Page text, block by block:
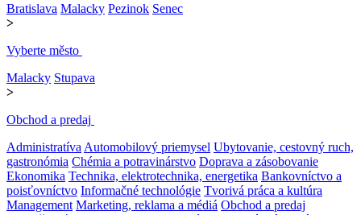
Bratislava Malacky Pezinok Senec
>
Vyberte město
Malacky Stupava
>
Obchod a predaj
AdministratívaAutomobilový priemysel Ubytovanie, cestovný ruch,
gastronómia Chémia a potravinárstvo Doprava a zásobovanie
Ekonomika Technika, elektrotechnika, energetika Bankovníctvo a
poisťovníctvo Informačné technológie Tvorivá práca a kultúra
Management Marketing, reklama a médiá Obchod a predaj